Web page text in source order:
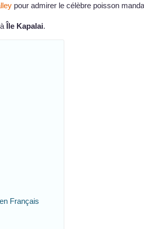
pour admirer le célèbre poisson
Île Kapalai.
Français